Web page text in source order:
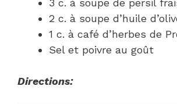
3 c. à soupe de persil
2 c. à soupe d’huile
1 c. à café d’herbes de
Sel et poivre au goût
Directions: